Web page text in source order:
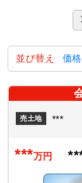
並び替え 価格
売土地 ***
***万円